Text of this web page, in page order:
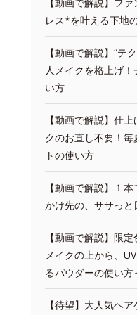
レス*を叶える下地
【動画で解説】“テ
人メイクを格上げ
い方
【動画で解説】仕
クのお直し不要！
トの使い方
【動画で解説】１
かけ先の、ササっ
【動画で解説】限
メイクの上から、
るパウダーの使い方
【待望】大人気ヘ